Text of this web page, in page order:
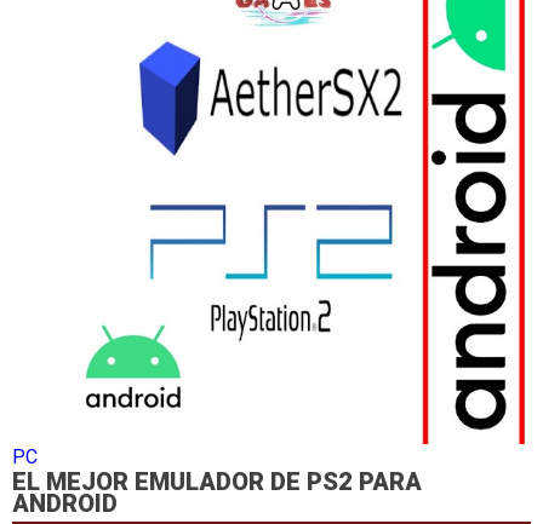
PC
EL MEJOR EMULADOR DE PS2 PARA
ANDROID